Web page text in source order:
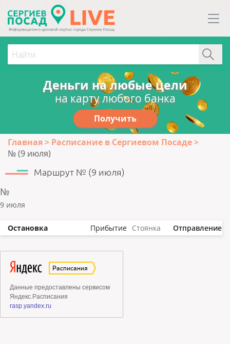
Деньги на любые цели
на карту любого банка
Получить
Главная
Расписание в Сергиевом Посаде
№ (9 июля)
Маршрут № (9 июля)
№
9 июля
Остановка Прибытие Стоянка Отправление